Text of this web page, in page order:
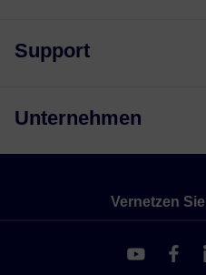
Support
Unternehmen
Vernetzen